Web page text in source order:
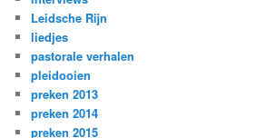
Leidsche Rijn
liedjes
pastorale verhalen
pleidooien
preken 2013
preken 2014
preken 2015